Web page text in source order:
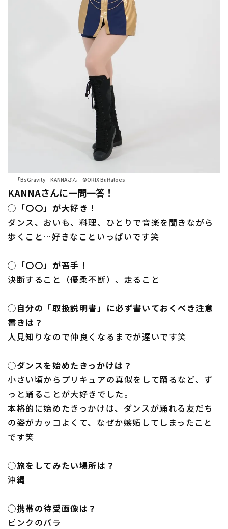
「BsGravity」KANNAさん ©ORIX Buffaloes
KANNAさんに一問一答！
◯「〇〇」が大好き！
ダンス、おいも、料理、ひとりで音楽を聞きながら
歩くこと…好きなこといっぱいです笑
◯「〇〇」が苦手！
決断すること（優柔不断）、走ること
◯自分の「取扱説明書」に必ず書いておくべき注意
書きは？
人見知りなので仲良くなるまでが遅いです笑
◯ダンスを始めたきっかけは？
小さい頃からプリキュアの真似をして踊るなど、ず
っと踊ることが大好きでした。
本格的に始めたきっかけは、ダンスが踊れる友だち
の姿がカッコよくて、なぜか嫉妬してしまったこと
です笑
◯旅をしてみたい場所は？
沖縄
◯携帯の待受画像は？
ピンクのバラ